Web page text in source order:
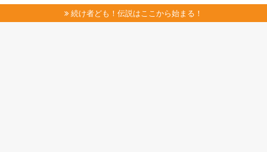
続け者ども！伝説はここから始まる！